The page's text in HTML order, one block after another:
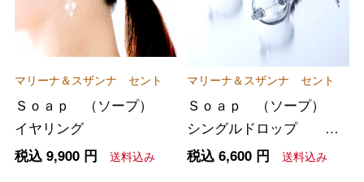
マリーナ＆スザンナ セント
Ｓｏａｐ （ソープ）
イヤリング
税込 9,900円 送料込み
マリーナ＆スザンナ セント
Ｓｏａｐ （ソープ）
シングルドロップ ピ
アス
税込 6,600円 送料込み